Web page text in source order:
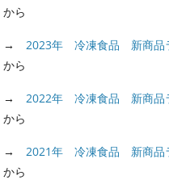
から
→ 2023年 冷凍食品 新商品
から
→ 2022年 冷凍食品 新商品
から
→ 2021年 冷凍食品 新商品
から